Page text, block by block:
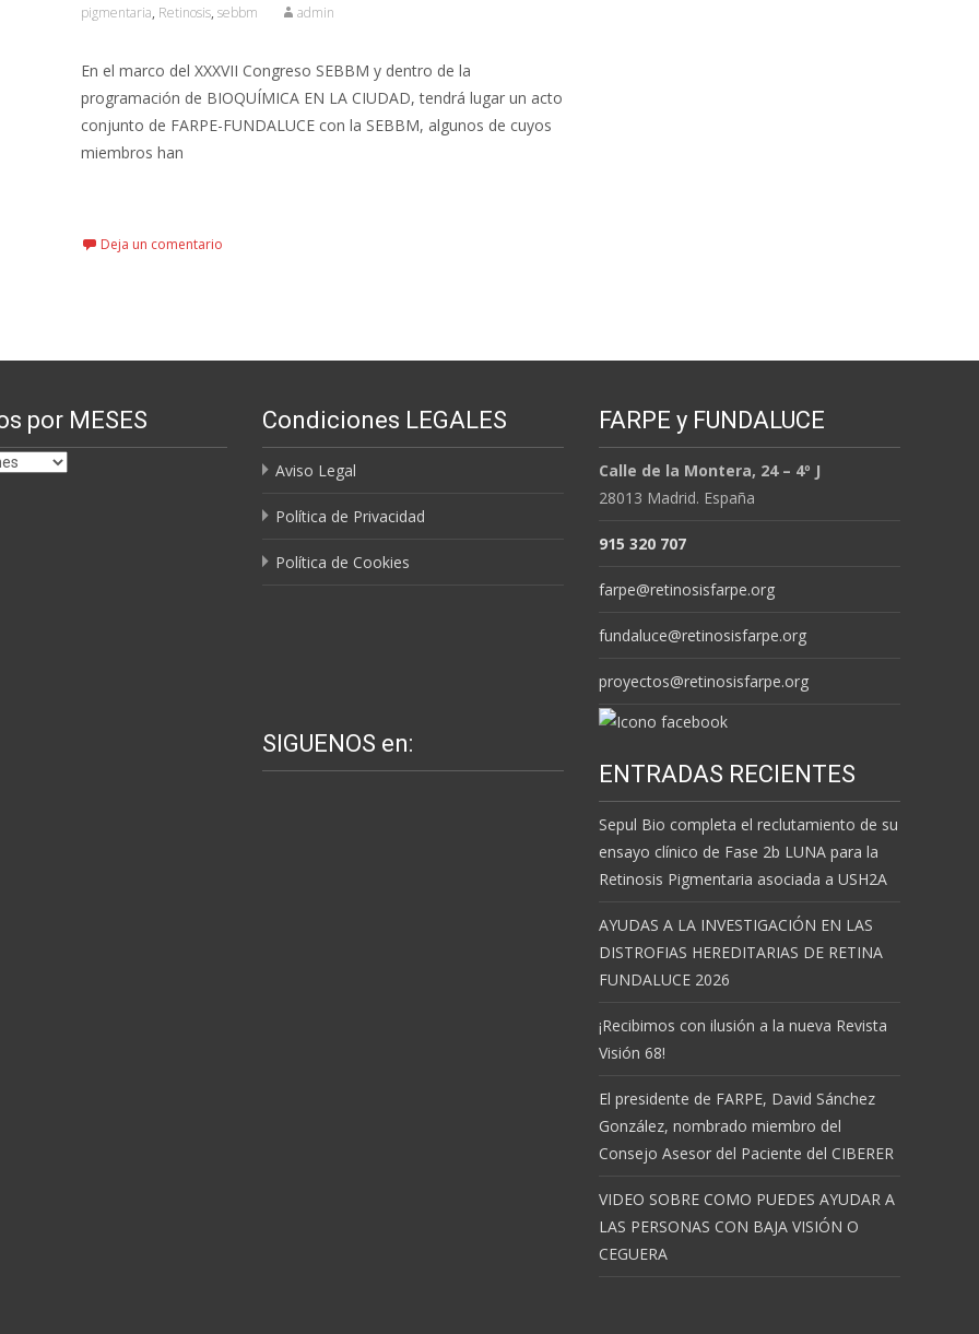
pigmentaria, Retinosis, sebbm admin
En el marco del XXXVII Congreso SEBBM y dentro de la
programación de BIOQUÍMICA EN LA CIUDAD, tendrá lugar un acto
conjunto de FARPE-FUNDALUCE con la SEBBM, algunos de cuyos
miembros han
Deja un comentario
por MESES Condiciones LEGALES
Aviso Legal
Política de Privacidad
Política de Cookies
FARPE y FUNDALUCE
Calle de la Montera, 24 – 4º J
28013 Madrid. España
915 320 707
farpe@retinosisfarpe.org
fundaluce@retinosisfarpe.org
proyectos@retinosisfarpe.org
SIGUENOS en:
ENTRADAS RECIENTES
Sepul Bio completa el reclutamiento de su
ensayo clínico de Fase 2b LUNA para la
Retinosis Pigmentaria asociada a USH2A
AYUDAS A LA INVESTIGACIÓN EN LAS
DISTROFIAS HEREDITARIAS DE RETINA
FUNDALUCE 2026
¡Recibimos con ilusión a la nueva Revista
Visión 68!
El presidente de FARPE, David Sánchez
González, nombrado miembro del
Consejo Asesor del Paciente del CIBERER
VIDEO SOBRE COMO PUEDES AYUDAR A
LAS PERSONAS CON BAJA VISIÓN O
CEGUERA